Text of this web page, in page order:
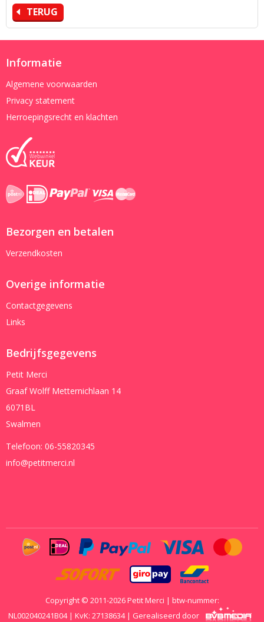
TERUG
Informatie
Algemene voorwaarden
Privacy statement
Herroepingsrecht en klachten
Bezorgen en betalen
Verzendkosten
Overige informatie
Contactgegevens
Links
Bedrijfsgegevens
Petit Merci
Graaf Wolff Metternichlaan 14
6071BL
Swalmen
Telefoon: 06-55820345
info@petitmerci.nl
Copyright © 2011-2026 Petit Merci | btw-nummer:
NL002040241B04 | KvK: 27138634 | Gerealiseerd door